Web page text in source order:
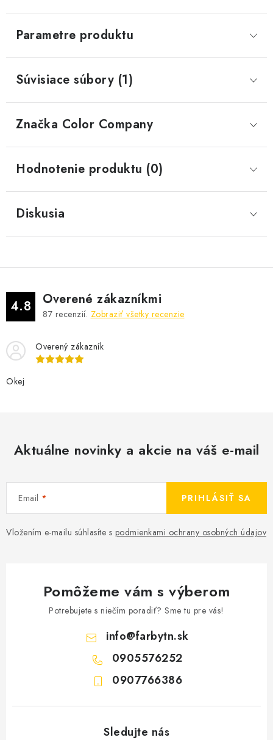
Parametre produktu
Súvisiace súbory (1)
Značka Color Company
Hodnotenie produktu (0)
Diskusia
4.8 Overené zákazníkmi
87 recenzií. Zobraziť všetky recenzie
Overený zákazník
Okej
Aktuálne novinky a akcie na váš e-mail
Email
Vložením e-mailu súhlasíte s podmienkami ochrany osobných údajov
PRIHLÁSIŤ SA
Pomôžeme vám s výberom
Potrebujete s niečím poradiť? Sme tu pre vás!
info@farbytn.sk
0905576252
0907766386